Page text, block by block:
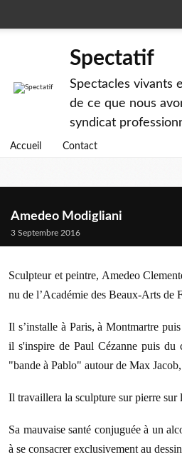
Spectatif
Spectacles vivants
de ce que nous
syndicat
Accueil Contact
Amedeo Modigliani
3 Septembre 2016
Sculpteur et peintre, Amedeo
nu de l’Académie des Beaux-Arts de
Il s’installe à Paris, à Montmartre
il s'inspire de Paul Cézanne puis du
"bande à Pablo" autour de Max
Il travaillera la sculpture sur pierre
Sa mauvaise santé conjuguée à un
à se consacrer exclusivement au